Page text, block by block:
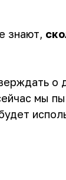
знают,
о
мы